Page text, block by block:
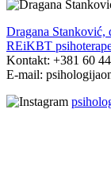
Dragana Stanković,
REiKBT
Kontakt: +381 60
E-mail: